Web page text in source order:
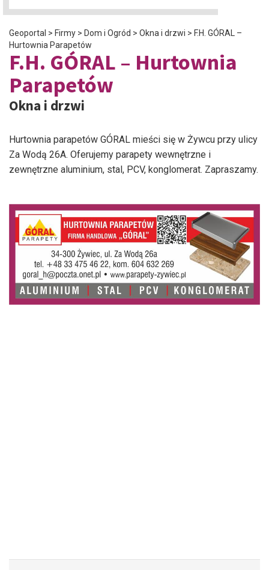
Geoportal > Firmy > Dom i Ogród > Okna i drzwi > F.H. GÓRAL –
Hurtownia Parapetów
F.H. GÓRAL – Hurtownia
Parapetów
Okna i drzwi
Hurtownia parapetów GÓRAL mieści się w Żywcu przy ulicy
Za Wodą 26A. Oferujemy parapety wewnętrzne i
zewnętrzne aluminium, stal, PCV, konglomerat. Zapraszamy.